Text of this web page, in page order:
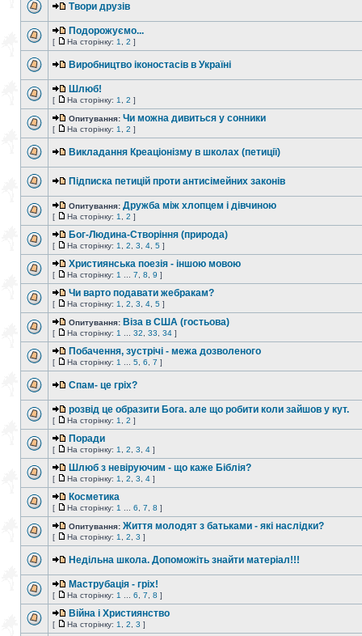
Твори друзів
Подорожуємо...
[ На сторінку: 1 2 ]
Виробництво іконостасів в Україні
Шлюб!
[ На сторінку: 1 2 ]
Опитування: Чи можна дивиться у сонники
[ На сторінку: 1 2 ]
Викладання Креаціонізму в школах (петиції)
Підписка петицій проти антисімейних законів
Опитування: Дружба між хлопцем і дівчиною
[ На сторінку: 1 2 ]
Бог-Людина-Створіння (природа)
[ На сторінку: 1 2 3 4 5 ]
Християнська поезія - іншою мовою
[ На сторінку: 1 7 8 9 ]
Чи варто подавати жебракам?
[ На сторінку: 1 2 3 4 5 ]
Опитування: Віза в США (гостьова)
[ На сторінку: 1 32 33 34 ]
Побачення, зустрічі - межа дозволеного
[ На сторінку: 1 5 6 7 ]
Спам- це гріх?
розвід це образити Бога. але що робити коли зайшов у кут.
[ На сторінку: 1 2 ]
Поради
[ На сторінку: 1 2 3 4 ]
Шлюб з невіруючим - що каже Біблія?
[ На сторінку: 1 2 3 4 ]
Косметика
[ На сторінку: 1 6 7 8 ]
Опитування: Життя молодят з батьками - які наслідки?
[ На сторінку: 1 2 3 ]
Недільна школа. Допоможіть знайти матеріал!!!
Маструбація - гріх!
[ На сторінку: 1 6 7 8 ]
Війна і Християнство
[ На сторінку: 1 2 3 ]